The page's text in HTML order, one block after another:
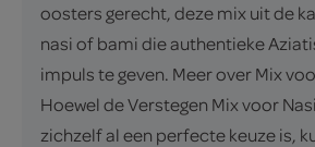
oosters gerecht, deze mix uit de
nasi of bami die authentieke
impuls te geven. Meer over Mix
Hoewel de Verstegen Mix voor
zichzelf al een perfecte keuze is,